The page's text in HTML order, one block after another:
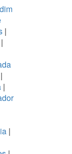
|
|
|
|